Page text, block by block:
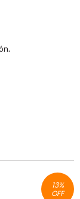
13%
OFF